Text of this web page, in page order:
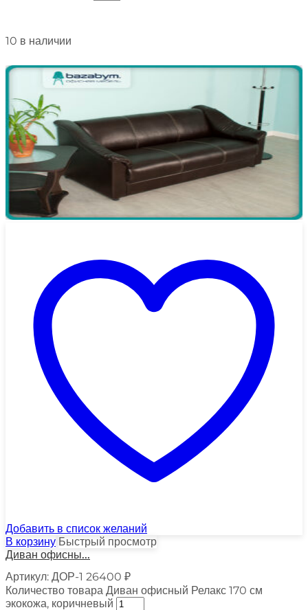
10 в наличии
Добавить в список желаний
В корзину Быстрый просмотр
Диван офисны...
Артикул: ДОР-1 26400 ₽
Количество товара Диван офисный Релакс 170 см
экокожа, коричневый